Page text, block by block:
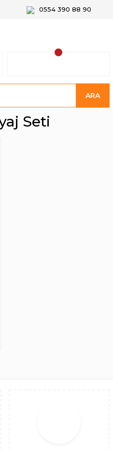
0554 390 88 90
ARA
Seti